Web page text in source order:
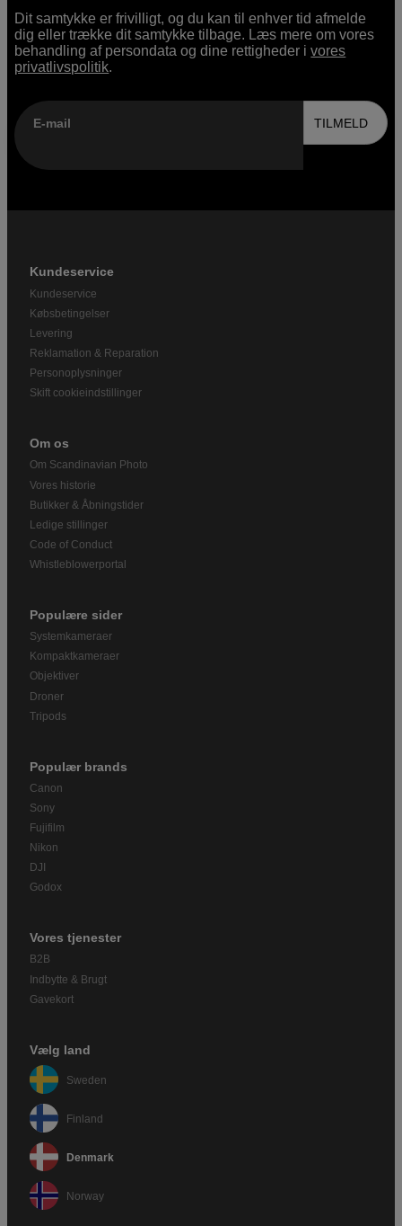
Dit samtykke er frivilligt, og du kan til enhver tid afmelde
dig eller trække dit samtykke tilbage. Læs mere om vores
behandling af persondata og dine rettigheder ivores
privatlivspolitik.
E-mail TILMELD
Kundeservice
Kundeservice
Købsbetingelser
Levering
Reklamation & Reparation
Personoplysninger
Skift cookieindstillinger
Om os
Om Scandinavian Photo
Vores historie
Butikker & Åbningstider
Ledige stillinger
Code of Conduct
Whistleblowerportal
Populære sider
Systemkameraer
Kompaktkameraer
Objektiver
Droner
Tripods
Populær brands
Canon
Sony
Fujifilm
Nikon
DJI
Godox
Vores tjenester
B2B
Indbytte & Brugt
Gavekort
Vælg land
Sweden
Finland
Denmark
Norway